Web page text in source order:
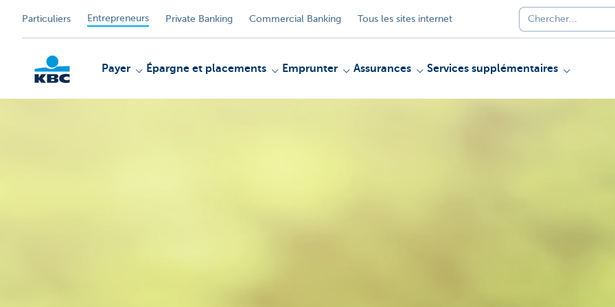
Particuliers Entrepreneurs Private Banking Commercial Banking Tous les sites internet
Payer Épargne et placements Emprunter Assurances Services supplémentaires